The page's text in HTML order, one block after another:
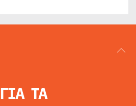
ΓΙΑ ΤΑ